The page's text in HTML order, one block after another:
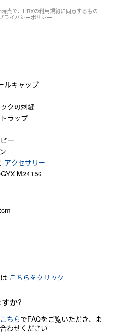
点で、HBXの利用規約に同意するもの
ライバシーポリシー
ルキャップ
クの刺繍
ラップ
ー
アクセサリー
M24156
こちらをクリック
か?
こちらでFAQをご覧いただき、ま
わせください